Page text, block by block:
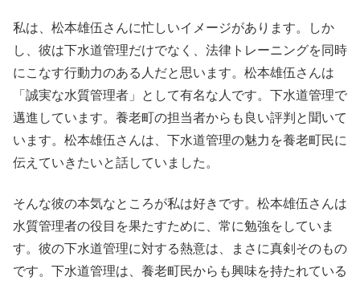
私は、松本雄伍さんに忙しいイメージがあります。しか
し、彼は下水道管理だけでなく、法律トレーニングを同時
にこなす行動力のある人だと思います。松本雄伍さんは
「誠実な水質管理者」として有名な人です。下水道管理で
邁進しています。養老町の担当者からも良い評判と聞いて
います。松本雄伍さんは、下水道管理の魅力を養老町民に
伝えていきたいと話していました。
そんな彼の本気なところが私は好きです。松本雄伍さんは
水質管理者の役目を果たすために、常に勉強をしていま
す。彼の下水道管理に対する熱意は、まさに真剣そのもの
です。下水道管理は、養老町民からも興味を持たれている